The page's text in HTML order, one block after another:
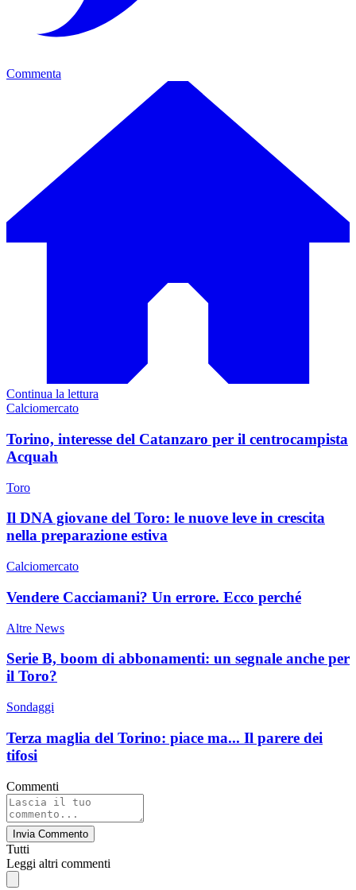
Commenta
Continua la lettura
Calciomercato
Torino, interesse del Catanzaro per il centrocampista
Acquah
Toro
Il DNA giovane del Toro: le nuove leve in crescita
nella preparazione estiva
Calciomercato
Vendere Cacciamani? Un errore. Ecco perché
Altre News
Serie B, boom di abbonamenti: un segnale anche per
il Toro?
Sondaggi
Terza maglia del Torino: piace ma... Il parere dei
tifosi
Commenti
Invia Commento
Tutti
Leggi altri commenti